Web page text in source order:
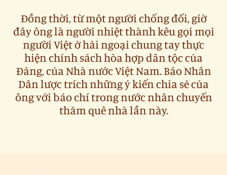
Đồng thời, từ một người chống đối, giờ
đây ông là người nhiệt thành kêu gọi mọi
người Việt ở hải ngoại chung tay thực
hiện chính sách hòa hợp dân tộc của
Đảng, của Nhà nước Việt Nam. Báo Nhân
Dân lược trích những ý kiến chia sẻ của
ông với báo chí trong nước nhân chuyến
thăm quê nhà lần này.